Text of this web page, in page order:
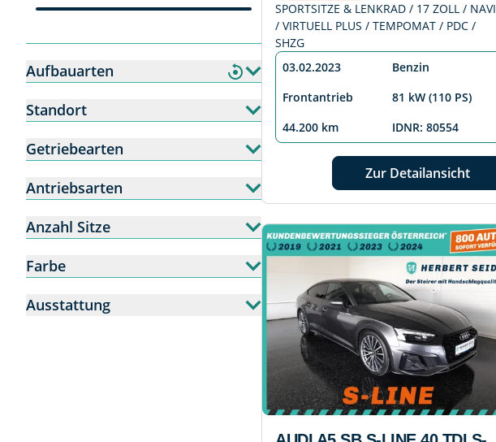
Aufbauarten
Standort
Getriebearten
Antriebsarten
Anzahl Sitze
Farbe
Ausstattung
SPORTSITZE & LENKRAD / 17 ZOLL / NAVI
/ VIRTUELL PLUS / TEMPOMAT / PDC /
SHZG
03.02.2023
Benzin
Frontantrieb
81 kW (110 PS)
44.200 km
IDNR: 80554
Zur Detailansicht